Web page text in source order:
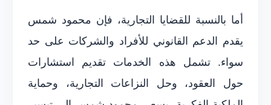
أما بالنسبة للقضايا التجارية، فإن محمود شمس
يقدم الدعم القانوني للأفراد والشركات على حد
سواء. تشمل هذه الخدمات تقديم استشارات
حول العقود، وحل النزاعات التجارية، وحماية